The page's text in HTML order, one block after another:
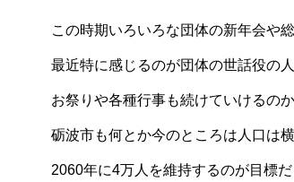
この時期いろいろな団体の新年会や
最近特に感じるのが団体の世話役の
お祭りや各種行事も続けていけるの
砺波市も何とか今のところは人口は
2060年に4万人を維持するのが目標だ